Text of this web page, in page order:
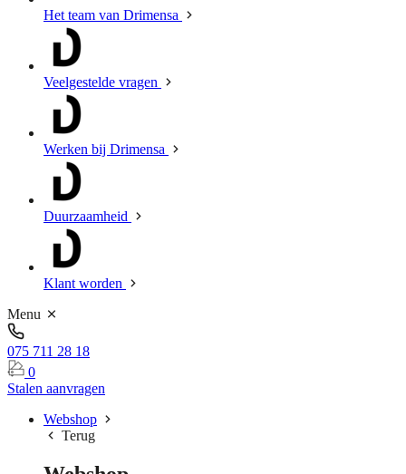
Het team van Drimensa
Veelgestelde vragen
Werken bij Drimensa
Duurzaamheid
Klant worden
Menu
075 711 28 18
0
Stalen aanvragen
Webshop
Terug